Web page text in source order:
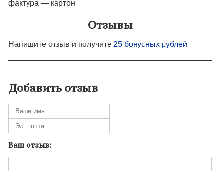
фактура — картон
Отзывы
Напишите отзыв и получите 25 бонусных рублей
Добавить отзыв
Ваш отзыв: